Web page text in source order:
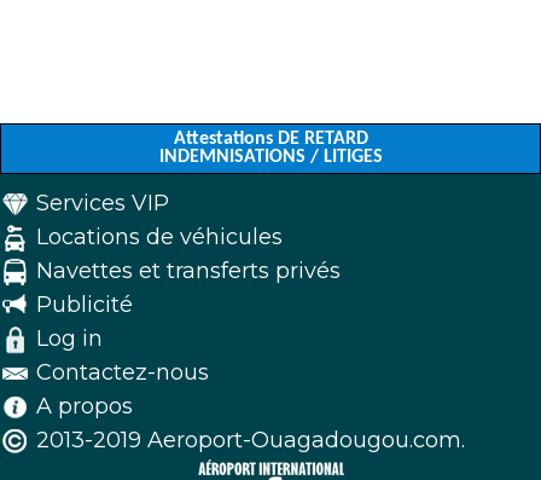
Attestations DE RETARD
INDEMNISATIONS / LITIGES
Services VIP
Locations de véhicules
Navettes et transferts privés
Publicité
Log in
Contactez-nous
A propos
2013-2019 Aeroport-Ouagadougou.com.